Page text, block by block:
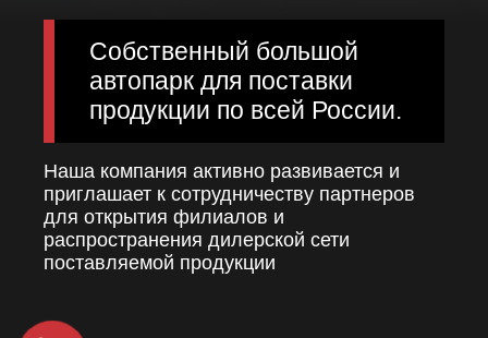
Собственный большой
автопарк для поставки
продукции по всей России.
Наша компания активно развивается и
приглашает к сотрудничеству партнеров
для открытия филиалов и
распространения дилерской сети
поставляемой продукции